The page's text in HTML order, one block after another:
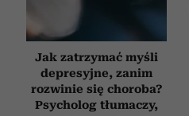
Jak zatrzymać myśli
depresyjne, zanim
rozwinie się choroba?
Psycholog tłumaczy,